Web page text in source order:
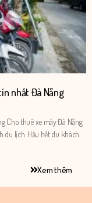
nhất Đà Nẵng
Cho thuê xe máy Đà Nẵng
lịch. Hầu hết du khách
Xem thêm